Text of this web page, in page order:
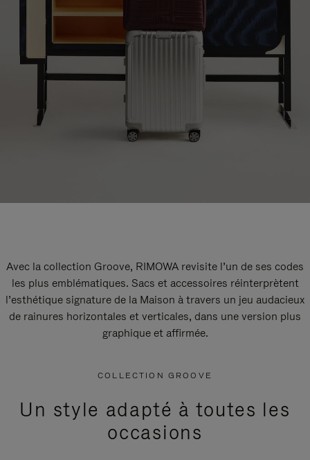
Avec la collection Groove, RIMOWA revisite l’un de ses codes
les plus emblématiques. Sacs et accessoires réinterprètent
l’esthétique signature de la Maison à travers un jeu audacieux
de rainures horizontales et verticales, dans une version plus
graphique et affirmée.
COLLECTION GROOVE
Un style adapté à toutes les
occasions